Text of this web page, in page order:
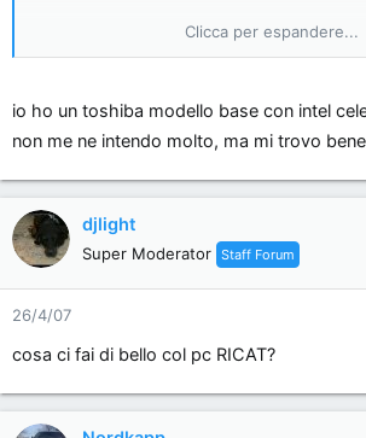
Per apple son limitato al macbook per il
permette l'uso di winxp nel caso serva...
Vediamo...appena ho un secondo fò un giro
IBM costà troppo...
Per il notebook voglio rimanere sotto i mille
mi pento mi sà
Clicca per espandere...
io ho un toshiba modello base con intel
non me ne intendo molto, ma mi trovo
djlight
Super Moderator Staff Forum
26/4/07
cosa ci fai di bello col pc RICAT?